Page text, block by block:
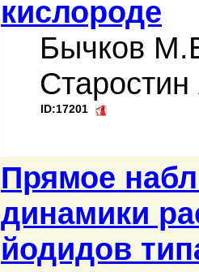
кислороде
Бычков
ID:17201
Прямое
динамики
йодидов